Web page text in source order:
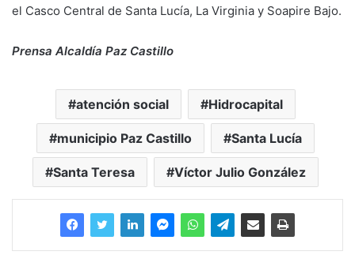
el Casco Central de Santa Lucía, La Virginia y Soapire Bajo.
Prensa Alcaldía Paz Castillo
atención social Hidrocapital
municipio Paz Castillo Santa Lucía
Santa Teresa Víctor Julio González